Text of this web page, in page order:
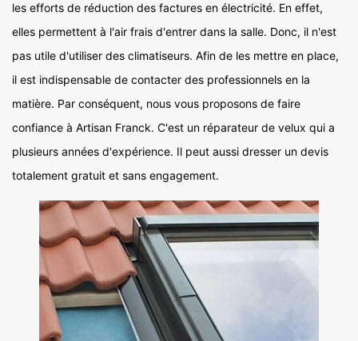
les efforts de réduction des factures en électricité. En effet,
elles permettent à l'air frais d'entrer dans la salle. Donc, il n'est
pas utile d'utiliser des climatiseurs. Afin de les mettre en place,
il est indispensable de contacter des professionnels en la
matière. Par conséquent, nous vous proposons de faire
confiance à Artisan Franck. C'est un réparateur de velux qui a
plusieurs années d'expérience. Il peut aussi dresser un devis
totalement gratuit et sans engagement.